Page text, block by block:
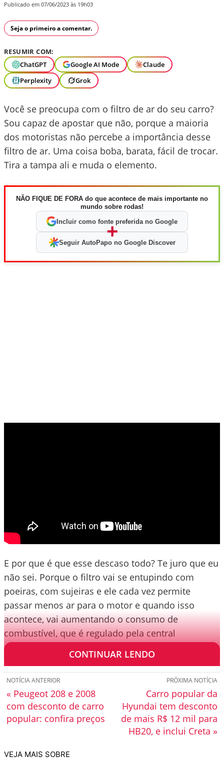
Publicado em 07/06/2023 às 19h03
Seja o primeiro a comentar.
RESUMIR COM:
ChatGPT
Google AI Mode
Claude
Perplexity
Grok
Você se preocupa com o filtro de ar do seu carro?
Sou capaz de apostar que não, porque a maioria
dos motoristas não percebe a importância desse
filtro de ar. Uma coisa boba, barata, fácil de trocar.
Tira a tampa ali e muda o elemento.
NÃO FIQUE DE FORA do que acontece de mais importante no
mundo sobre rodas!
Incluir como fonte preferida no Google
+
Seguir AutoPapo no Google Discover
E por que é que esse descaso todo? Te juro que eu
não sei. Porque o filtro vai se entupindo com
poeiras, com sujeiras e ele cada vez permite
passar menos ar para o motor e quando isso
acontece, vai aumentando o consumo de
combustível, que é regulado pela central
eletrônica.
CONTINUAR LENDO
PRÓXIMA NOTÍCIA
Carro popular da
Hyundai tem desconto
de mais R$ 12 mil para
HB20, e inclui Creta »
NOTÍCIA ANTERIOR
« Peugeot 208 e 2008
com desconto de carro
popular: confira preços
VEJA MAIS SOBRE